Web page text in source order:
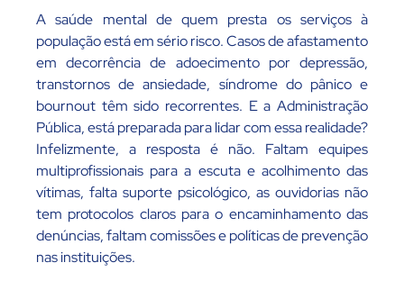
A saúde mental de quem presta os serviços à
população está em sério risco. Casos de afastamento
em decorrência de adoecimento por depressão,
transtornos de ansiedade, síndrome do pânico e
bournout têm sido recorrentes. E a Administração
Pública, está preparada para lidar com essa realidade?
Infelizmente, a resposta é não. Faltam equipes
multiprofissionais para a escuta e acolhimento das
vítimas, falta suporte psicológico, as ouvidorias não
tem protocolos claros para o encaminhamento das
denúncias, faltam comissões e políticas de prevenção
nas instituições.